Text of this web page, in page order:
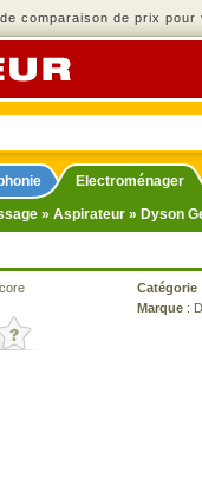
comparaison de prix pour
Electroménager
» Aspirateur » Dyson
Catégorie
Marque :